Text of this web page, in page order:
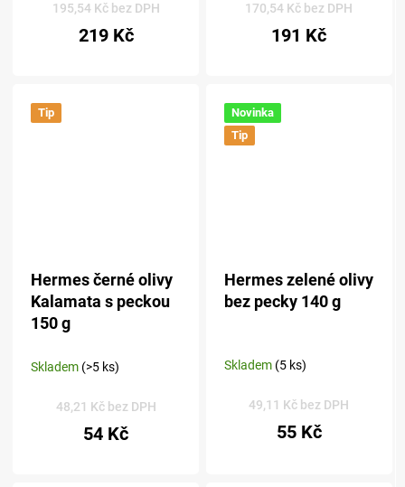
195,54 Kč bez DPH
219 Kč
170,54 Kč bez DPH
191 Kč
Tip
Hermes černé olivy
Kalamata s peckou
150 g
Skladem (>5 ks)
48,21 Kč bez DPH
54 Kč
Novinka
Tip
Hermes zelené olivy
bez pecky 140 g
Skladem (5 ks)
49,11 Kč bez DPH
55 Kč